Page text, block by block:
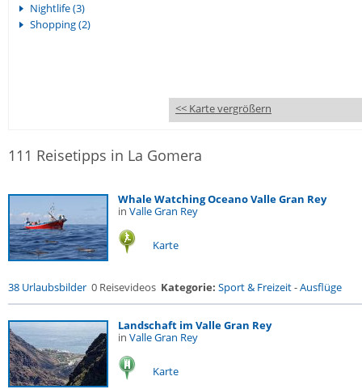
Nightlife (3)
Shopping (2)
<< Karte vergrößern
111 Reisetipps in La Gomera
Whale Watching Oceano Valle Gran Rey
in Valle Gran Rey
Karte
38 Urlaubsbilder 0 Reisevideos Kategorie: Sport & Freizeit-Ausflüge
Landschaft im Valle Gran Rey
in Valle Gran Rey
Karte